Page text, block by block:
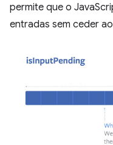
permite que o
entradas sem ceder